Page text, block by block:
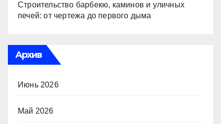
Строительство барбекю, каминов и уличных
печей: от чертежа до первого дыма
Архив
Июнь 2026
Май 2026